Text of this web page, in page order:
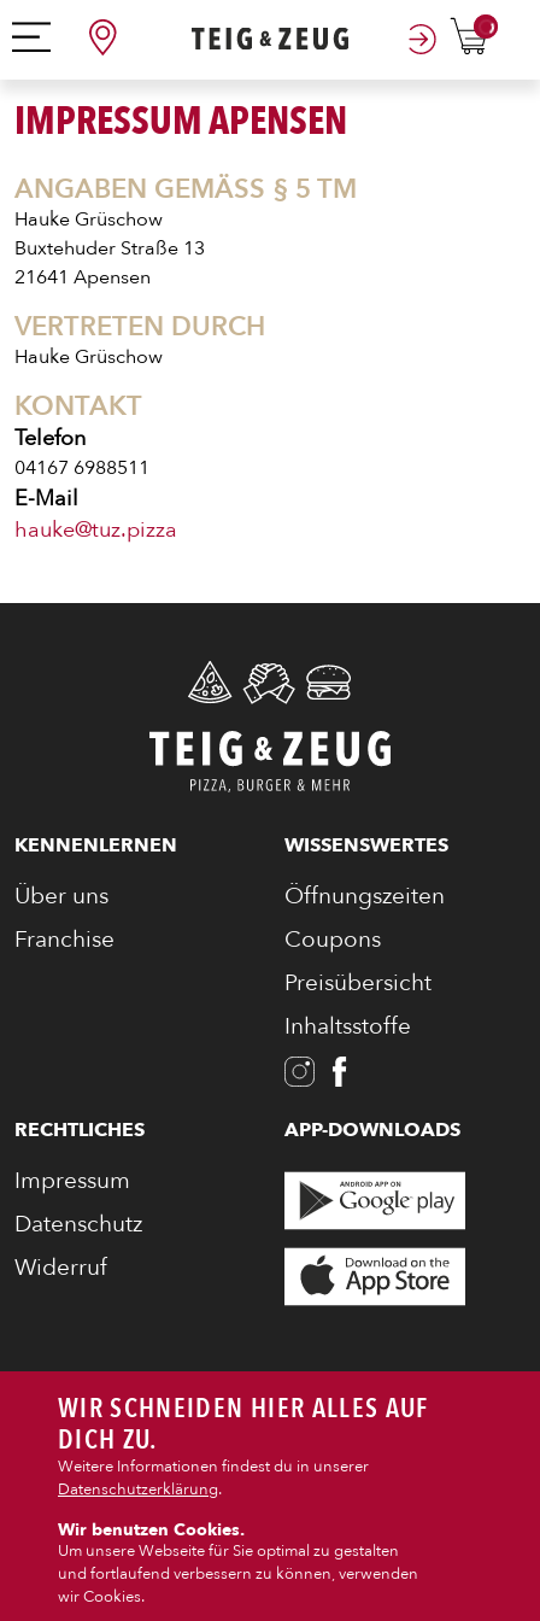
0
ENTDECKE UNSER ZEUG
SALAT
SNACKS
DIPS/EXTRAS
IMPRESSUM APENSEN
ANGABEN GEMÄSS § 5 TM
Hauke Grüschow
Buxtehuder Straße 13
21641 Apensen
VERTRETEN DURCH
Hauke Grüschow
KONTAKT
Telefon
04167 6988511
E-Mail
hauke@tuz.pizza
KENNENLERNEN
Über uns
Franchise
WISSENSWERTES
Öffnungszeiten
Coupons
Preisübersicht
Inhaltsstoffe
RECHTLICHES
Impressum
Datenschutz
Widerruf
APP-DOWNLOADS
WIR SCHNEIDEN HIER ALLES AUF
DICH ZU.
Weitere Informationen findest du in unserer
Datenschutzerklärung.
Wir benutzen Cookies.
Um unsere Webseite für Sie optimal zu gestalten
und fortlaufend verbessern zu können, verwenden
wir Cookies.